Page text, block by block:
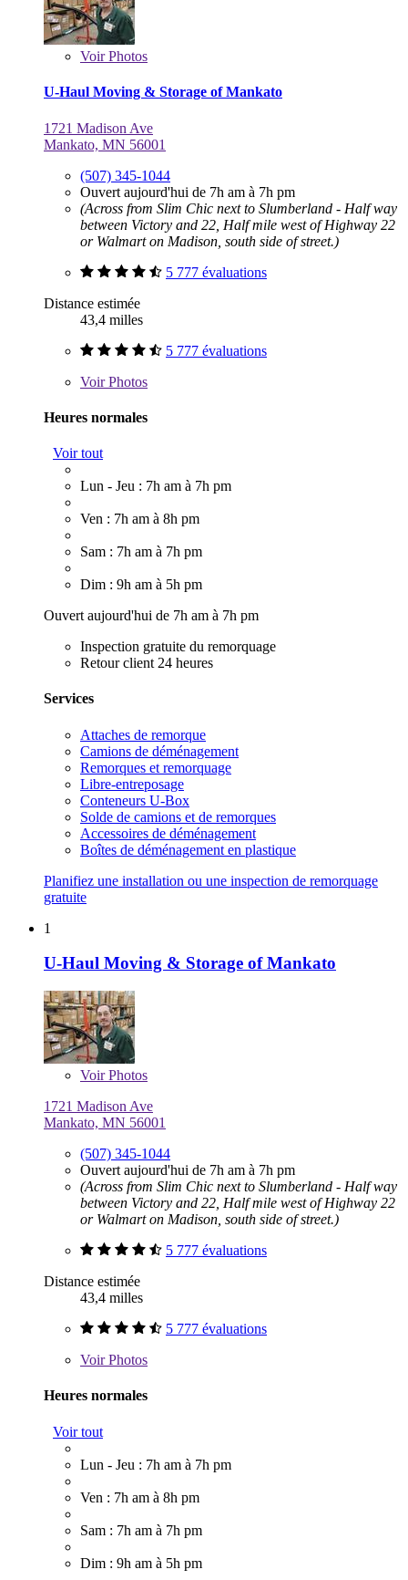
VoirPhotos
U-Haul Moving & Storage of Mankato
1721 Madison Ave
Mankato, MN 56001
(507) 345-1044
Ouvert aujourd'hui de 7h am à 7h pm
(Across from Slim Chic next to Slumberland - Half way
between Victory and 22, Half mile west of Highway 22
or Walmart on Madison, south side of street.)
5 777 évaluations
Distance estimée
43,4 milles
5 777 évaluations
VoirPhotos
Heures normales
Voir tout
Lun - Jeu : 7h am à 7h pm
Ven : 7h am à 8h pm
Sam : 7h am à 7h pm
Dim : 9h am à 5h pm
Ouvert aujourd'hui de 7h am à 7h pm
Inspection gratuite du remorquage
Retour client 24 heures
Services
Attaches de remorque
Camions de déménagement
Remorques et remorquage
Libre-entreposage
Conteneurs U-Box
Solde de camions et de remorques
Accessoires de déménagement
Boîtes de déménagement en plastique
Planifiez une installation ou une inspection de remorquage
gratuite
1
U-Haul Moving & Storage of Mankato
VoirPhotos
1721 Madison Ave
Mankato, MN 56001
(507) 345-1044
Ouvert aujourd'hui de 7h am à 7h pm
(Across from Slim Chic next to Slumberland - Half way
between Victory and 22, Half mile west of Highway 22
or Walmart on Madison, south side of street.)
5 777 évaluations
Distance estimée
43,4 milles
5 777 évaluations
VoirPhotos
Heures normales
Voir tout
Lun - Jeu : 7h am à 7h pm
Ven : 7h am à 8h pm
Sam : 7h am à 7h pm
Dim : 9h am à 5h pm